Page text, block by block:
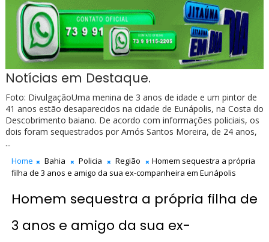
quadro de pessoal da Câmara de Ibirataia
Notícias em Destaque.
Foto: DivulgaçãoUma menina de 3 anos de idade e um pintor de
41 anos estão desaparecidos na cidade de Eunápolis, na Costa do
Descobrimento baiano. De acordo com informações policiais, os
dois foram sequestrados por Amós Santos Moreira, de 24 anos,
...
Home Bahia Policia Região
Homem sequestra a própria
filha de 3 anos e amigo da sua ex-companheira em Eunápolis
Homem sequestra a própria filha de
3 anos e amigo da sua ex-